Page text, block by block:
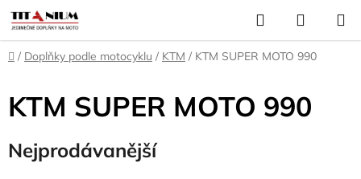
Přejít
na
obsah
Hledat
KOŠÍK
Domů
/ Doplňky podle motocyklu / KTM / KTM SUPER MOTO 990
KTM SUPER MOTO 990
Nejprodávanější